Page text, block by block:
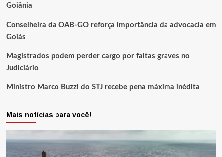
Goiânia
Conselheira da OAB-GO reforça importância da advocacia em
Goiás
Magistrados podem perder cargo por faltas graves no
Judiciário
Ministro Marco Buzzi do STJ recebe pena máxima inédita
Mais notícias para você!